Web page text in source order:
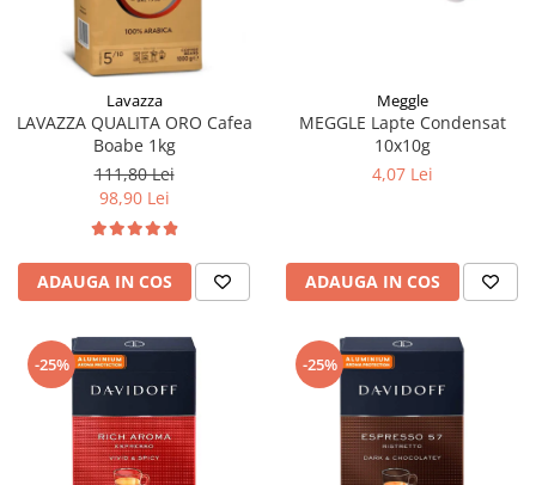
Lavazza
LAVAZZA QUALITA ORO Cafea
Boabe 1kg
111,80 Lei
98,90 Lei
ADAUGA IN COS
Meggle
MEGGLE Lapte Condensat
10x10g
4,07 Lei
ADAUGA IN COS
-25% -25%